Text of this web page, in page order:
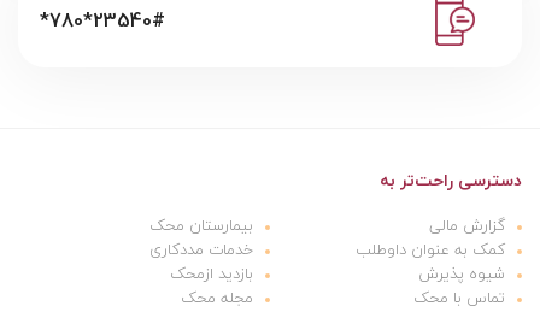
*780*23540#
دسترسی راحت‌تر به
گزارش مالی
بیمارستان محک
کمک به عنوان داوطلب
خدمات مددکاری
شیوه پذیرش
بازدید ازمحک
تماس با محک
مجله محک